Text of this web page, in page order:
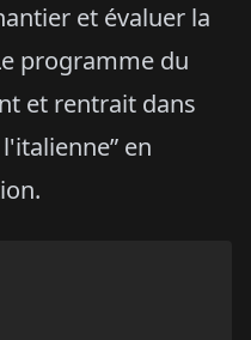
et évaluer la
programme du
et rentrait dans
en